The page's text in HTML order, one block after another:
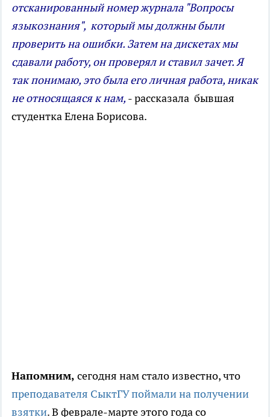
отсканированный номер журнала "Вопросы
языкознания", который мы должны были
проверить на ошибки. Затем на дискетах мы
сдавали работу, он проверял и ставил зачет. Я
так понимаю, это была его личная работа, никак
не относящаяся к нам, - рассказала бывшая
студентка Елена Борисова.
Напомним, сегодня нам стало известно, что
преподавателя СыктГУ поймали на получении
взятки. В феврале-марте этого года со